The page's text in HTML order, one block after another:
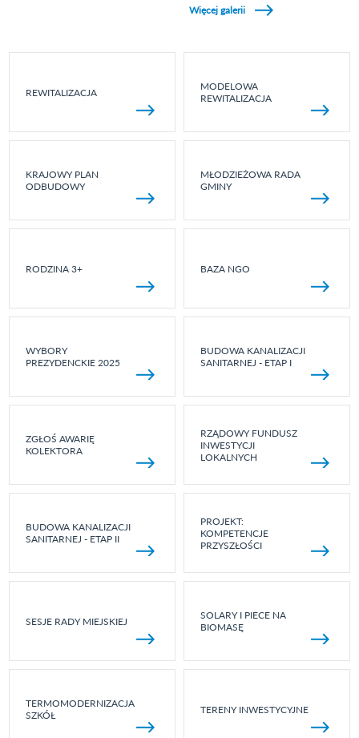
Więcej galerii
REWITALIZACJA
MODELOWA
REWITALIZACJA
KRAJOWY PLAN
ODBUDOWY
MŁODZIEŻOWA RADA
GMINY
RODZINA 3+ BAZA NGO
WYBORY
PREZYDENCKIE 2025
BUDOWA KANALIZACJI
SANITARNEJ - ETAP I
ZGŁOŚ AWARIĘ
KOLEKTORA
RZĄDOWY FUNDUSZ
INWESTYCJI
LOKALNYCH
BUDOWA KANALIZACJI
SANITARNEJ - ETAP II
PROJEKT:
KOMPETENCJE
PRZYSZŁOŚCI
SESJE RADY MIEJSKIEJ
SOLARY I PIECE NA
BIOMASĘ
TERMOMODERNIZACJA
SZKÓŁ
TERENY INWESTYCYJNE